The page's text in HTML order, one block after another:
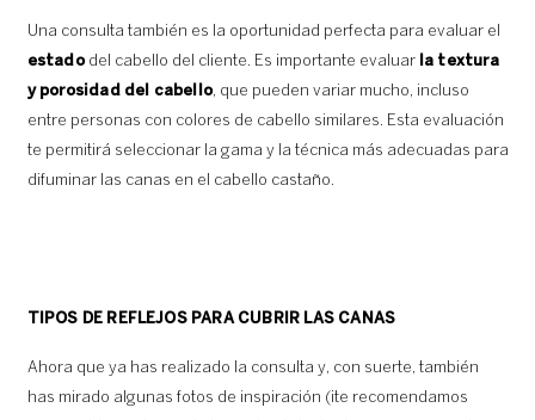
Una consulta también es la oportunidad perfecta para evaluar el
estadodel cabello del cliente. Es importante evaluar
la textura
y porosidad del cabello, que pueden variar mucho, incluso
entre personas con colores de cabello similares. Esta evaluación
te permitirá seleccionar la gama y la técnica más adecuadas para
difuminar las canas en el cabello castaño.
TIPOS DE REFLEJOS PARA CUBRIR LAS CANAS
Ahora que ya has realizado la consulta y, con suerte, también
has mirado algunas fotos de inspiración (¡te recomendamos